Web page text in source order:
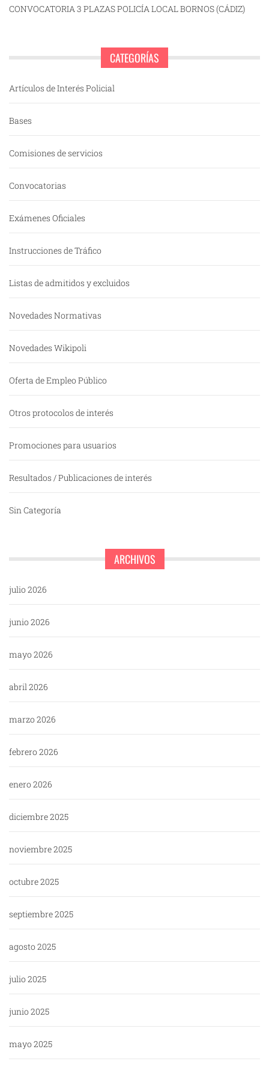
CONVOCATORIA 3 PLAZAS POLICÍA LOCAL BORNOS (CÁDIZ)
CATEGORÍAS
Artículos de Interés Policial
Bases
Comisiones de servicios
Convocatorias
Exámenes Oficiales
Instrucciones de Tráfico
Listas de admitidos y excluidos
Novedades Normativas
Novedades Wikipoli
Oferta de Empleo Público
Otros protocolos de interés
Promociones para usuarios
Resultados / Publicaciones de interés
Sin Categoría
ARCHIVOS
julio 2026
junio 2026
mayo 2026
abril 2026
marzo 2026
febrero 2026
enero 2026
diciembre 2025
noviembre 2025
octubre 2025
septiembre 2025
agosto 2025
julio 2025
junio 2025
mayo 2025